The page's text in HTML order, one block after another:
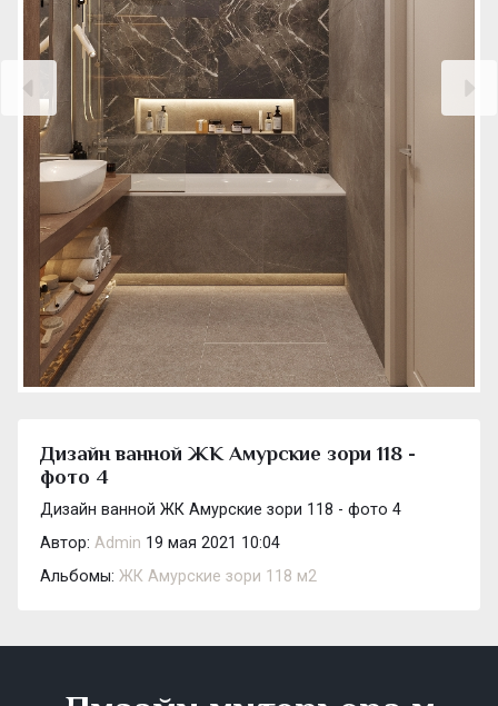
Дизайн ванной ЖК Амурские зори 118 -
фото 4
Дизайн ванной ЖК Амурские зори 118 - фото 4
Автор: Admin 19 мая 2021 10:04
Альбомы: ЖК Амурские зори 118 м2